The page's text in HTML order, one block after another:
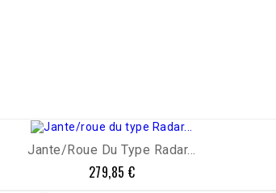
Jante/roue Du Type Radar...
Prix
279,85 €